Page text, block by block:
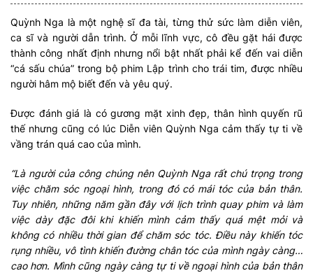
Quỳnh Nga là một nghệ sĩ đa tài, từng thử sức làm diễn viên,
ca sĩ và người dẫn trình. Ở mỗi lĩnh vực, cô đều gặt hái được
thành công nhất định nhưng nổi bật nhất phải kể đến vai diễn
“cá sấu chúa” trong bộ phim Lập trình cho trái tim, được nhiều
người hâm mộ biết đến và yêu quý.
Được đánh giá là có gương mặt xinh đẹp, thân hình quyến rũ
thế nhưng cũng có lúc Diễn viên Quỳnh Nga cảm thấy tự ti về
vầng trán quá cao của mình.
“Là người của công chúng nên Quỳnh Nga rất chú trọng trong
việc chăm sóc ngoại hình, trong đó có mái tóc của bản thân.
Tuy nhiên, những năm gần đây với lịch trình quay phim và làm
việc dày đặc đôi khi khiến mình cảm thấy quá mệt mỏi và
không có nhiều thời gian để chăm sóc tóc. Điều này khiến tóc
rụng nhiều, vô tình khiến đường chân tóc của mình ngày càng…
cao hơn. Mình cũng ngày càng tự ti về ngoại hình của bản thân